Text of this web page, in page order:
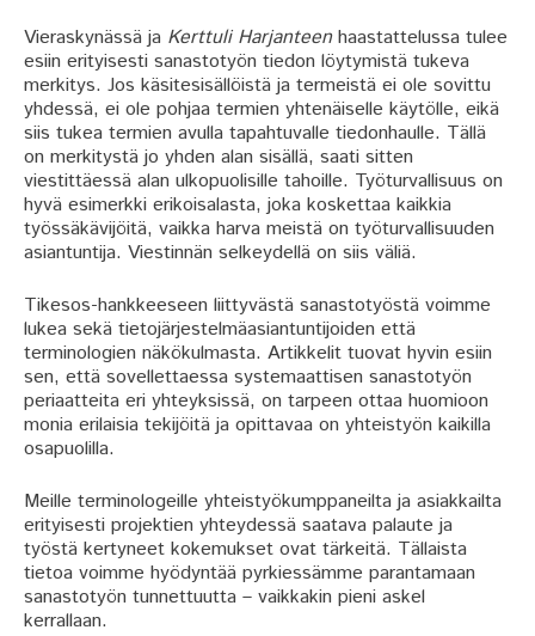
Vieraskynässä ja Kerttuli Harjanteenhaastattelussa tulee
esiin erityisesti sanastotyön tiedon löytymistä tukeva
merkitys. Jos käsitesisällöistä ja termeistä ei ole sovittu
yhdessä, ei ole pohjaa termien yhtenäiselle käytölle, eikä
siis tukea termien avulla tapahtuvalle tiedonhaulle. Tällä
on merkitystä jo yhden alan sisällä, saati sitten
viestittäessä alan ulkopuolisille tahoille. Työturvallisuus on
hyvä esimerkki erikoisalasta, joka koskettaa kaikkia
työssäkävijöitä, vaikka harva meistä on työturvallisuuden
asiantuntija. Viestinnän selkeydellä on siis väliä.
Tikesos-hankkeeseen liittyvästä sanastotyöstä voimme
lukea sekä tietojärjestelmäasiantuntijoiden että
terminologien näkökulmasta. Artikkelit tuovat hyvin esiin
sen, että sovellettaessa systemaattisen sanastotyön
periaatteita eri yhteyksissä, on tarpeen ottaa huomioon
monia erilaisia tekijöitä ja opittavaa on yhteistyön kaikilla
osapuolilla.
Meille terminologeille yhteistyökumppaneilta ja asiakkailta
erityisesti projektien yhteydessä saatava palaute ja
työstä kertyneet kokemukset ovat tärkeitä. Tällaista
tietoa voimme hyödyntää pyrkiessämme parantamaan
sanastotyön tunnettuutta – vaikkakin pieni askel
kerrallaan.